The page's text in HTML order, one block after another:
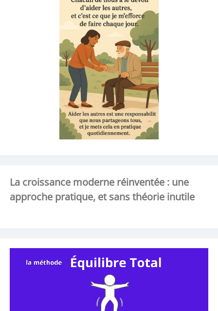
La croissance moderne réinventée : une
approche pratique, et sans théorie inutile